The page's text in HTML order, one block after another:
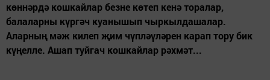
көннәрдә кошкайлар безне көтеп кенә торалар,
балаларны күргәч куанышып чыркылдашалар.
Аларның мәж килеп җим чүпләүләрен карап тору бик
күңелле. Ашап туйгач кошкайлар рәхмәт...